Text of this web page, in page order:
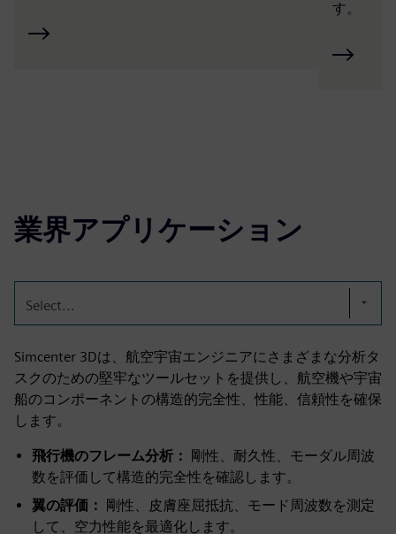
す。
業界アプリケーション
Select...
Simcenter 3Dは、航空宇宙エンジニアにさまざまな分析タ
スクのための堅牢なツールセットを提供し、航空機や宇宙
船のコンポーネントの構造的完全性、性能、信頼性を確保
します。
飛行機のフレーム分析： 剛性、耐久性、モーダル周波
数を評価して構造的完全性を確認します。
翼の評価： 剛性、皮膚座屈抵抗、モード周波数を測定
して、空力性能を最適化します。